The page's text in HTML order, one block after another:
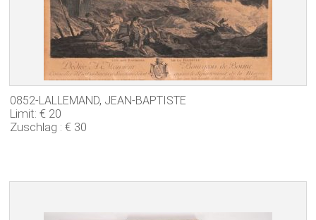
0852-LALLEMAND, JEAN-BAPTISTE
Limit: € 20
Zuschlag : € 30